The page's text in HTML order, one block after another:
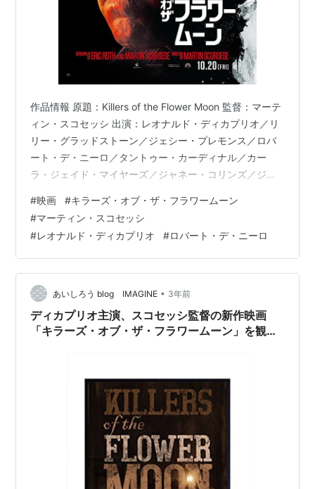
作品情報 原題：Killers of the Flower Moon 監督：マーテ
ィン・スコセッシ 出演：レオナルド・ディカプリオ／リ
リー・グラッドストーン／ジェシー・プレモンス／ロバ
ート・デ・ニーロ／タントゥー・カーディナル／カー
ラ・ジェイド・マイヤーズ／ジャネー・コリンズ／ジリ
セルミ／タタンカ・ミーンズ／スタージル・シンプソン
／ジョン・リスゴー／ブレンダン・フレイザー 制作国：
アメリカ 上映時間：206分 配給：東和ピクチャーズ 年齢
制限：PG12 あらすじ 1920年代、オクラホマ州オセージ
郡。先住民のオセージ族は、石油の発掘により一夜に…
#映画 #キラーズ・オブ・ザ・フラワームーン
#マーティン・スコセッシ
#レオナルド・ディカプリオ #ロバート・デ・ニーロ
あいしろう blog IMAGINE • 3年前
ディカプリオ主演、スコセッシ監督の新作映画
「キラーズ・オブ・ザ・フラワームーン」を観て